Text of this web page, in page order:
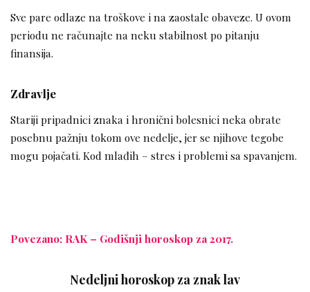
Sve pare odlaze na troškove i na zaostale obaveze. U ovom
periodu ne računajte na neku stabilnost po pitanju
finansija.
Zdravlje
Stariji pripadnici znaka i hronični bolesnici neka obrate
posebnu pažnju tokom ove nedelje, jer se njihove tegobe
mogu pojačati. Kod mlađih – stres i problemi sa spavanjem.
Povezano: RAK – Godišnji horoskop za 2017.
Nedeljni horoskop za znak lav